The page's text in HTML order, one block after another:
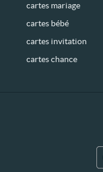
cartes mariage
cartes bébé
cartes invitation
cartes chance